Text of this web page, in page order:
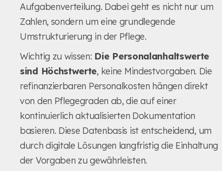
Aufgabenverteilung. Dabei geht es nicht nur um
Zahlen, sondern um eine grundlegende
Umstrukturierung in der Pflege.
Wichtig zu wissen: Die Personalanhaltswerte
sind Höchstwerte, keine Mindestvorgaben. Die
refinanzierbaren Personalkosten hängen direkt
von den Pflegegraden ab, die auf einer
kontinuierlich aktualisierten Dokumentation
basieren. Diese Datenbasis ist entscheidend, um
durch digitale Lösungen langfristig die Einhaltung
der Vorgaben zu gewährleisten.